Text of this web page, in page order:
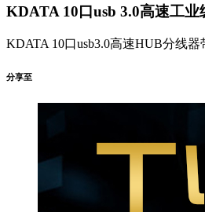
KDATA 10口usb 3.0高速工
KDATA 10口usb3.0高速HUB分线
分享至